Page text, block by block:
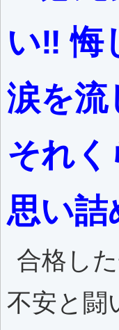
い‼️ 悔
涙を流
それく
思い詰
合格し
不安と闘